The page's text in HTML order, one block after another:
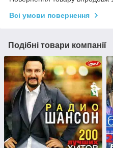
Всі умови повернення
Подібні товари компанії